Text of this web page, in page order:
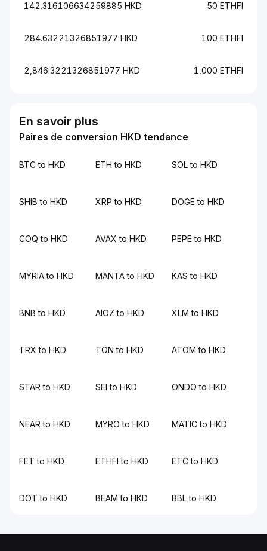
142.316106634259885 HKD 50 ETHFI
284.63221326851977 HKD 100 ETHFI
2,846.3221326851977 HKD 1,000 ETHFI
En savoir plus
Paires de conversion HKD tendance
BTC to HKD ETH to HKD SOL to HKD
SHIB to HKD XRP to HKD DOGE to HKD
COQ to HKD AVAX to HKD PEPE to HKD
MYRIA to HKD MANTA to HKD KAS to HKD
BNB to HKD AIOZ to HKD XLM to HKD
TRX to HKD TON to HKD ATOM to HKD
STAR to HKD SEI to HKD ONDO to HKD
NEAR to HKD MYRO to HKD MATIC to HKD
FET to HKD ETHFI to HKD ETC to HKD
DOT to HKD BEAM to HKD BBL to HKD